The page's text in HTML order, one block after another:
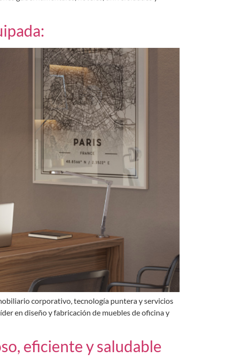
corporativo, tecnología puntera y servicios
en diseño y fabricación de muebles de oficina y
eficiente y saludable